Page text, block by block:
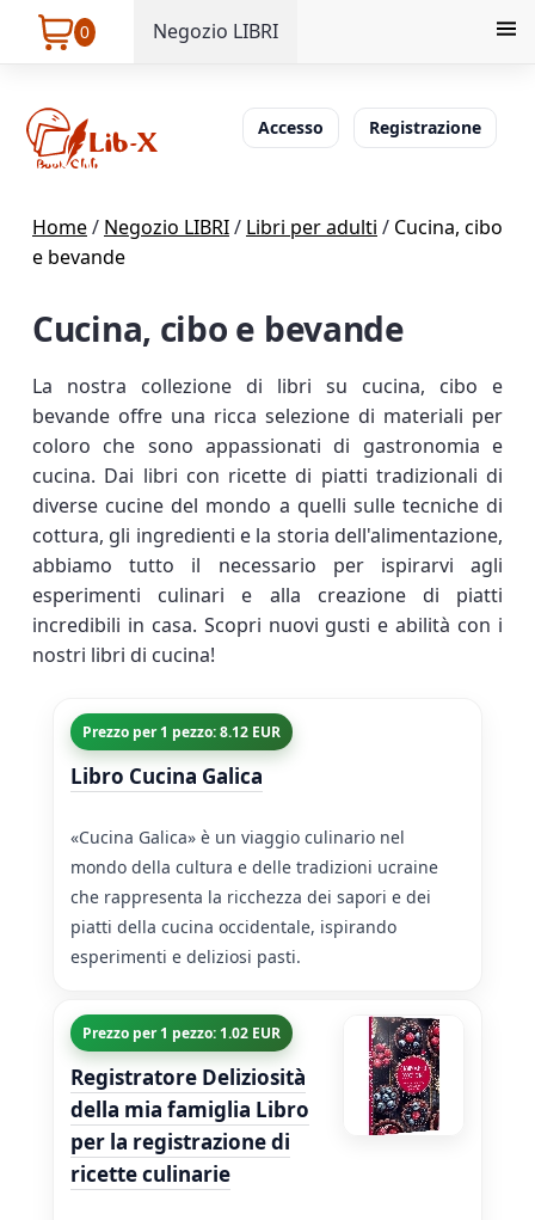
0 Negozio LIBRI
Accesso Registrazione
Home/ Negozio LIBRI/ Libri per adulti / Cucina, cibo
e bevande
Cucina, cibo e bevande
La nostra collezione di libri su cucina, cibo e
bevande offre una ricca selezione di materiali per
coloro che sono appassionati di gastronomia e
cucina. Dai libri con ricette di piatti tradizionali di
diverse cucine del mondo a quelli sulle tecniche di
cottura, gli ingredienti e la storia dell'alimentazione,
abbiamo tutto il necessario per ispirarvi agli
esperimenti culinari e alla creazione di piatti
incredibili in casa. Scopri nuovi gusti e abilità con i
nostri libri di cucina!
Prezzo per 1 pezzo: 8.12 EUR
Libro Cucina Galica
«Cucina Galica» è un viaggio culinario nel
mondo della cultura e delle tradizioni ucraine
che rappresenta la ricchezza dei sapori e dei
piatti della cucina occidentale, ispirando
esperimenti e deliziosi pasti.
Prezzo per 1 pezzo: 1.02 EUR
Registratore Deliziosità
della mia famiglia Libro
per la registrazione di
ricette culinarie